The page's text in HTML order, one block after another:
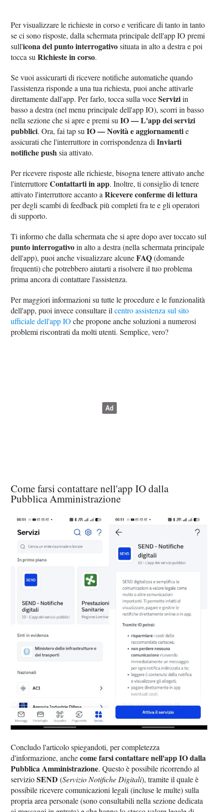
Per visualizzare le richieste in corso e verificare di tanto in tanto
se ci sono risposte, dalla schermata principale dell'app IO premi
sull'icona del punto interrogativosituata in alto a destra e poi
tocca suRichieste in corso.
Se vuoi assicurarti di ricevere notifiche automatiche quando
l'assistenza risponde a una tua richiesta, puoi anche attivarle
direttamente dall'app. Per farlo, tocca sulla voceServiziin
basso a destra (nel menu principale dell'app IO), scorri in basso
nella sezione che si apre e premi suIO — L'app dei servizi
pubblici. Ora, fai tap suIO — Novità e aggiornamentie
assicurati che l'interruttore in corrispondenza diInviarti
notifiche pushsia attivato.
Per ricevere risposte alle richieste, bisogna tenere attivato anche
l'interruttoreContattarti in app. Inoltre, ti consiglio di tenere
attivato l'interruttore accanto aRicevere conferme di lettura
per degli scambi di feedback più completi fra te e gli operatori
di supporto.
Ti informo che dalla schermata che si apre dopo aver toccato sul
punto interrogativoin alto a destra (nella schermata principale
dell'app), puoi anche visualizzare alcuneFAQ(domande
frequenti) che potrebbero aiutarti a risolvere il tuo problema
prima ancora di contattare l'assistenza.
Per maggiori informazioni su tutte le procedure e le funzionalità
dell'app, puoi invece consultare ilcentro assistenza sul sito
ufficiale dell'app IO che propone anche soluzioni a numerosi
problemi riscontrati da molti utenti. Semplice, vero?
Come farsi contattare nell'app IO dalla
Pubblica Amministrazione
Concludo l'articolo spiegandoti, per completezza
d'informazione, anchecome farsi contattare nell'app IO dalla
Pubblica Amministrazione. Questo è possibile ricorrendo al
servizioSEND (Servizio Notifiche Digitali), tramite il quale è
possibile ricevere comunicazioni legali (incluse le multe) sulla
propria area personale (sono consultabili nella sezione dedicata